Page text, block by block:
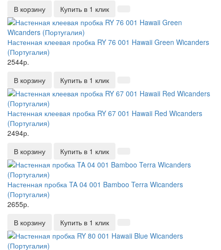
В корзину
Купить в 1 клик
Настенная клеевая пробка RY 76 001 Hawaii Green Wicanders
(Португалия)
2544р.
В корзину
Купить в 1 клик
Настенная клеевая пробка RY 67 001 Hawaii Red Wicanders
(Португалия)
2494р.
В корзину
Купить в 1 клик
Настенная пробка TA 04 001 Bamboo Terra Wicanders
(Португалия)
2655р.
В корзину
Купить в 1 клик